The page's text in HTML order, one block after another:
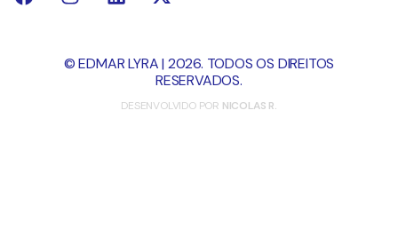
© EDMAR LYRA | 2026. TODOS OS DIREITOS
RESERVADOS.
DESENVOLVIDO POR NICOLAS R.